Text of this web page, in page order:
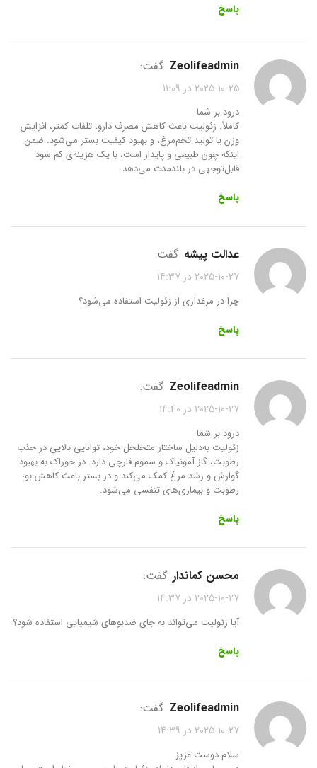
پاسخ
zeolifeadmin گفت:
2025-10-25 در 11:09
درود بر شما
کاملاً. زئولیت باعث کاهش مصرف دارو، تلفات کمتر، افزایش
وزن یا تولید تخم‌مرغ، و بهبود کیفیت بستر می‌شود. ضمن
اینکه چون طبیعی و پایدار است، با یک هزینه‌ی کم سود
قابل‌توجهی در بلندمدت می‌دهد.
پاسخ
عدالت پیشه گفت:
2025-10-27 در 14:37
چرا در مرغداری از زئولیت استفاده می‌شود؟
پاسخ
zeolifeadmin گفت:
2025-10-27 در 14:40
درود بر شما
زئولیت به‌دلیل ساختار متخلخل خود، توانایی بالایی در جذب
رطوبت، گاز آمونیاک و سموم قارچی دارد. در خوراک به بهبود
گوارش و رشد مرغ کمک می‌کند و در بستر باعث کاهش بو،
رطوبت و بیماری‌های تنفسی می‌شود.
پاسخ
محسن کماندار گفت:
2025-10-27 در 14:37
آیا زئولیت می‌تواند به جای ضدبوهای شیمیایی استفاده شود؟
پاسخ
zeolifeadmin گفت:
2025-10-27 در 14:39
سلام دوست عزیز